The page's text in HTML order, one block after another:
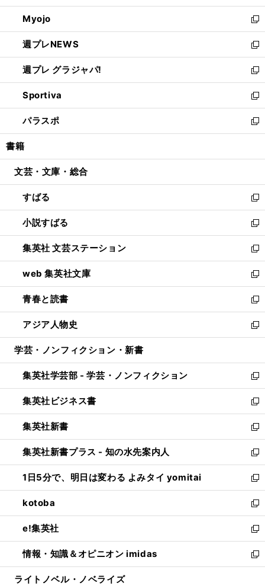
開
く
ウ
で
開
く
ン
ド
ウ
で
開
く
ウ
ィ
ン
ド
ウ
で
開
く
Myojo
新
し
い
ウ
ィ
ン
ド
ウ
で
開
週プレNEWS
新
し
い
ウ
ィ
ン
ド
ウ
開
週プレ グラジャパ!
新
し
い
ウ
ィ
ン
ウ
開
く
Sportiva
新
し
い
ウ
ン
ウ
で
開
く
パラスポ
新
し
ウ
ン
ド
ウ
で
開
く
書籍
文芸・文庫・総合
すばる
新
し
い
ウ
ィ
ン
ド
ウ
で
開
く
小説すばる
新
し
い
ウ
ィ
ン
ド
ウ
で
開
集英社 文芸ステーション
新
し
い
ウ
ィ
ン
ド
ウ
開
く
web 集英社文庫
新
し
い
ウ
ィ
ン
ウ
で
開
く
青春と読書
新
し
い
ウ
ン
ド
ウ
で
開
く
アジア人物史
新
し
ウ
ィ
ン
ド
ウ
で
開
く
学芸・ノンフィクション・新書
集英社学芸部 - 学芸・ノンフィクション
新
し
い
ウ
ィ
ン
ド
ウ
で
開
く
集英社ビジネス書
新
し
い
ウ
ィ
ン
ド
ウ
で
開
く
集英社新書
新
し
い
ウ
ィ
ン
ド
ウ
で
開
く
集英社新書プラス - 知の水先案内人
新
し
い
ウ
ィ
ン
ド
ウ
で
開
1日5分で、明日は変わる よみタイ yomitai
新
し
い
ウ
ィ
ン
ド
ウ
kotoba
新
し
い
ウ
ィ
ン
e!集英社
新
し
い
ウ
情報・知識＆オピニオン imidas
新
し
ライトノベル・ノベライズ